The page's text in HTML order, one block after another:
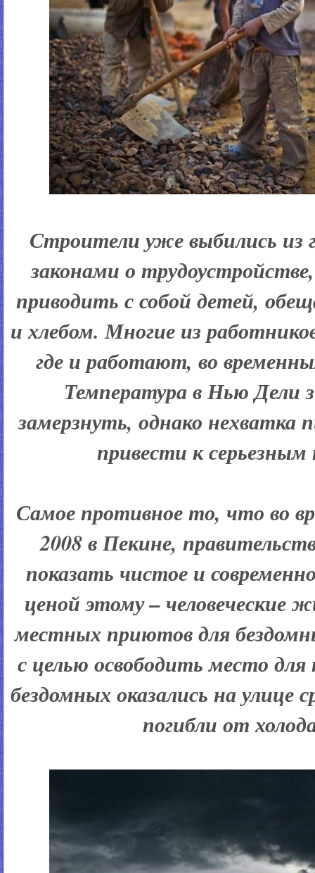
Строители уже выбились из
законами о
приводить с собой детей,
и хлебом. Многие из
где и работают, во
Температура в Нью Дели
замерзнуть, однако
привести к
Самое противное то, что во
2008 в Пекине,
показать чистое и
ценой этому – человеческие
местных приютов для
с целью освободить место
бездомных оказались на улице
погибли от